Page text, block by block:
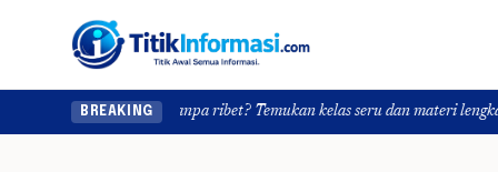
BREAKING
skill tanpa ribet? Temukan kelas seru dan materi lengkap hanya di